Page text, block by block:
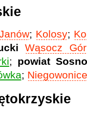
; Kolosy;
Wąsocz
; powiat
; Niegowonice